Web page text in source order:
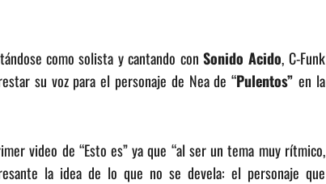
como solista y cantando con Sonido Acido, C-Funk
su voz para el personaje de Nea de “Pulentos”en la
video de “Esto es” ya que “al ser un tema muy rítmico,
la idea de lo que no se devela: el personaje que